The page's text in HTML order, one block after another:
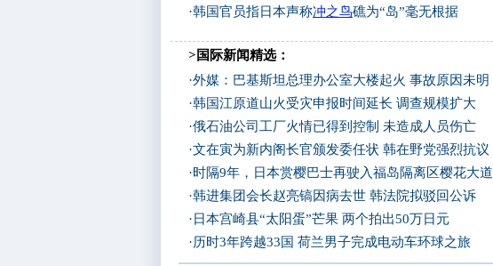
·韩国官员指日本声称冲之鸟礁为“岛”毫无根据
>国际新闻精选：
·外媒：巴基斯坦总理办公室大楼起火 事故原因未明
·韩国江原道山火受灾申报时间延长 调查规模扩大
·俄石油公司工厂火情已得到控制 未造成人员伤亡
·文在寅为新内阁长官颁发委任状 韩在野党强烈抗议
·时隔9年，日本赏樱巴士再驶入福岛隔离区樱花大道
·韩进集团会长赵亮镐因病去世 韩法院拟驳回公诉
· 日本宫崎县“太阳蛋”芒果 两个拍出50万日元
·历时3年跨越33国 荷兰男子完成电动车环球之旅